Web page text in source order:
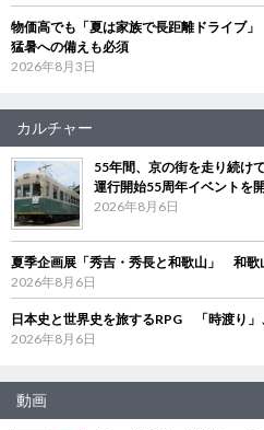
物価高でも「夏は家族で長距離ドライブ
猛暑への備えも必須
2026年8月3日
カルチャー
55年間、京の街を走り続け
運行開始55周年イベントを
2026年8月6日
夏季企画展「秀吉・秀長と和歌山」 和歌
2026年8月6日
日本史と世界史を旅するRPG 「時渡り
2026年8月6日
動画